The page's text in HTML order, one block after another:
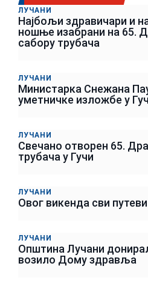
ЛУЧАНИ
Најбољи здравичари и
ношње изабрани на 65.
сабору трубача
ЛУЧАНИ
Министарка Снежана
уметничке изложбе у
ЛУЧАНИ
Свечано отворен 65.
трубача у Гучи
ЛУЧАНИ
Овог викенда сви
ЛУЧАНИ
Општина Лучани
возило Дому здравља